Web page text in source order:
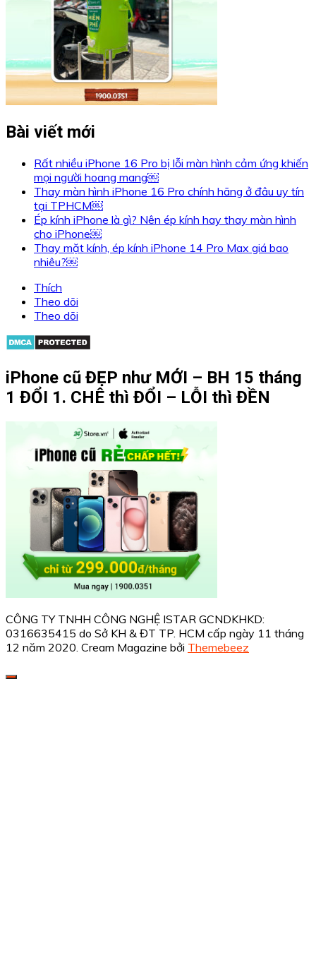
Bài viết mới
Rất nhiều iPhone 16 Pro bị lỗi màn hình cảm ứng khiến
mọi người hoang mang￼
Thay màn hình iPhone 16 Pro chính hãng ở đâu uy tín
tại TPHCM￼
Ép kính iPhone là gì? Nên ép kính hay thay màn hình
cho iPhone￼
Thay mặt kính, ép kính iPhone 14 Pro Max giá bao
nhiêu?￼
Thích
Theo dõi
Theo dõi
iPhone cũ ĐẸP như MỚI – BH 15 tháng
1 ĐỔI 1. CHÊ thì ĐỔI – LỖI thì ĐỀN
CÔNG TY TNHH CÔNG NGHỆ ISTAR GCNDKHKD:
0316635415 do Sở KH & ĐT TP. HCM cấp ngày 11 tháng
12 năm 2020. Cream Magazine bởi Themebeez